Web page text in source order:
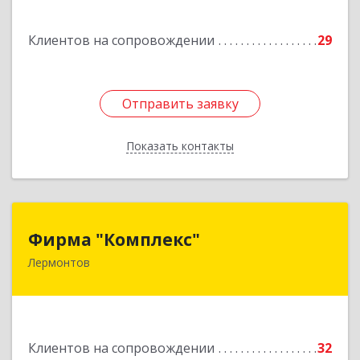
Клиентов на сопровождении 29
Отправить заявку
Показать контакты
Отправить заявку
Назад
Фирма "Комплекс"
Лермонтов
Клиентов на сопровождении
32
357348, Ставропольский край, Лермонтов г,